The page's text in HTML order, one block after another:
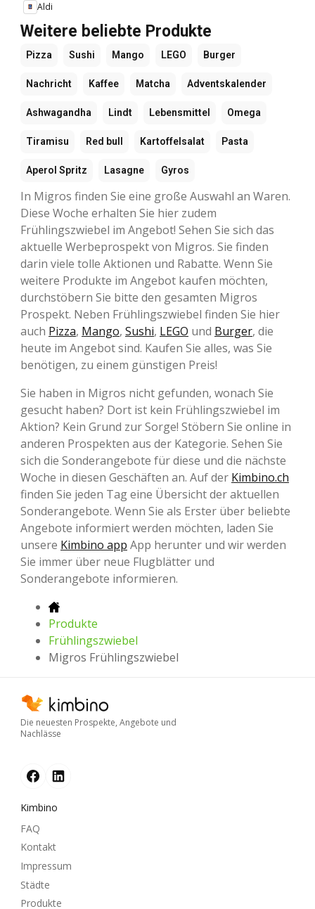
Aldi
Weitere beliebte Produkte
Pizza Sushi Mango LEGO Burger
Nachricht Kaffee Matcha Adventskalender
Ashwagandha Lindt Lebensmittel Omega
Tiramisu Red bull Kartoffelsalat Pasta
Aperol Spritz Lasagne Gyros
In Migros finden Sie eine große Auswahl an Waren.
Diese Woche erhalten Sie hier zudem
Frühlingszwiebel im Angebot! Sehen Sie sich das
aktuelle Werbeprospekt von Migros. Sie finden
darin viele tolle Aktionen und Rabatte. Wenn Sie
weitere Produkte im Angebot kaufen möchten,
durchstöbern Sie bitte den gesamten Migros
Prospekt. Neben Frühlingszwiebel finden Sie hier
auch Pizza, Mango, Sushi, LEGO und Burger, die
heute im Angebot sind. Kaufen Sie alles, was Sie
benötigen, zu einem günstigen Preis!
Sie haben in Migros nicht gefunden, wonach Sie
gesucht haben? Dort ist kein Frühlingszwiebel im
Aktion? Kein Grund zur Sorge! Stöbern Sie online in
anderen Prospekten aus der Kategorie. Sehen Sie
sich die Sonderangebote für diese und die nächste
Woche in diesen Geschäften an. Auf der Kimbino.ch
finden Sie jeden Tag eine Übersicht der aktuellen
Sonderangebote. Wenn Sie als Erster über beliebte
Angebote informiert werden möchten, laden Sie
unsere Kimbino app App herunter und wir werden
Sie immer über neue Flugblätter und
Sonderangebote informieren.
Produkte
Frühlingszwiebel
Migros Frühlingszwiebel
Die neuesten Prospekte, Angebote und
Nachlässe
Kimbino
FAQ
Kontakt
Impressum
Städte
Produkte